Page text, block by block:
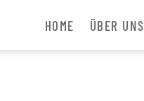
HOME ÜBER UNS